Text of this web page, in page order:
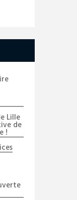
Lille
de
!